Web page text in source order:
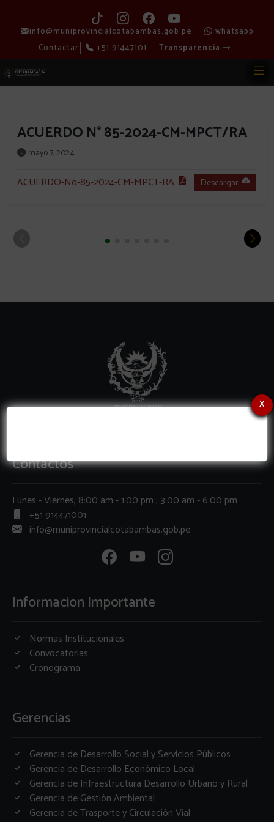
info@muniprovincialcotabambas.gob.pe
whatsapp
Contactar
+51 91447101 Transparencia
ACUERDO N° 85-2024-CM-MPCT/RA
mayo 7, 2024
ACUERDO-No-85-2024-CM-MPCT-RA Descargar
x
Contactos
Lunes - Viernes, 8:00 am - 1:00 pm ; 3:00 am - 6:00 pm
+51 914471001
info@muniprovincialcotabambas.gob.pe
Informacion Importante
Normas Institucionales
Convocatorias
Cronograma
Gerencias
Gerencia de Desarrollo Social y Servicios Públicos
Gerencia de Desarrollo Económico Local
Gerencia de Infraestructura Desarrollo Urbano y Rural
Gerencia de Gestión Ambiental
Gerencia de Trasporte y Circulación Vial